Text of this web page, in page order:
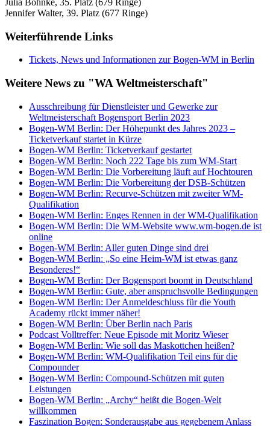
Jennifer Walter, 39. Platz (677 Ringe)
Weiterführende Links
Tickets, News und Informationen zur Bogen-WM in Berlin
Weitere News zu "WA Weltmeisterschaft"
Ausschreibung für Dienstleister und Gewerke zur
Weltmeisterschaft Bogensport Berlin 2023
Bogen-WM Berlin: Der Höhepunkt des Jahres 2023 –
Ticketverkauf startet in Kürze
Bogen-WM Berlin: Ticketverkauf gestartet
Bogen-WM Berlin: Noch 222 Tage bis zum WM-Start
Bogen-WM Berlin: Die Vorbereitung läuft auf Hochtouren
Bogen-WM Berlin: Die Vorbereitung der DSB-Schützen
Bogen-WM Berlin: Recurve-Schützen mit zweiter WM-
Qualifikation
Bogen-WM Berlin: Enges Rennen in der WM-Qualifikation
Bogen-WM Berlin: Die WM-Website www.wm-bogen.de ist
online
Bogen-WM Berlin: Aller guten Dinge sind drei
Bogen-WM Berlin: „So eine Heim-WM ist etwas ganz
Besonderes!“
Bogen-WM Berlin: Der Bogensport boomt in Deutschland
Bogen-WM Berlin: Gute, aber anspruchsvolle Bedingungen
Bogen-WM Berlin: Der Anmeldeschluss für die Youth
Academy rückt immer näher!
Bogen-WM Berlin: Über Berlin nach Paris
Podcast Volltreffer: Neue Episode mit Moritz Wieser
Bogen-WM Berlin: Wie soll das Maskottchen heißen?
Bogen-WM Berlin: WM-Qualifikation Teil eins für die
Compounder
Bogen-WM Berlin: Compound-Schützen mit guten
Leistungen
Bogen-WM Berlin: „Archy“ heißt die Bogen-Welt
willkommen
Faszination Bogen: Sonderausgabe aus gegebenem Anlass